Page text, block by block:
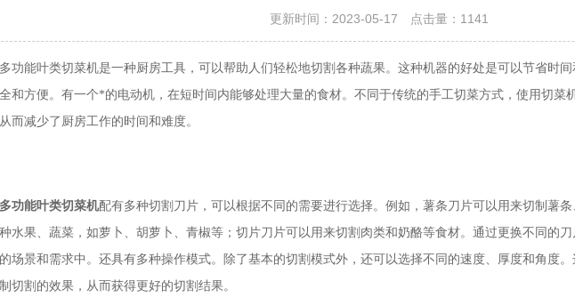
更新时间：2023-05-17 点击量： 1141
能叶类切菜机是一种厨房工具，可以帮助人们轻松地切割各种蔬果。这种机器的好处是可以节省时间
和方便。有一个*的电动机，在短时间内能够处理大量的食材。不同于传统的手工切菜方式，使用切菜
而减少了厨房工作的时间和难度。
多功能叶类切菜机配有多种切割刀片，可以根据不同的需要进行选择。例如，薯条刀片可以用来切制薯
水果、蔬菜，如萝卜、胡萝卜、青椒等；切片刀片可以用来切割肉类和奶酪等食材。通过更换不同的
场景和需求中。还具有多种操作模式。除了基本的切割模式外，还可以选择不同的速度、厚度和角度
切割的效果，从而获得更好的切割结果。